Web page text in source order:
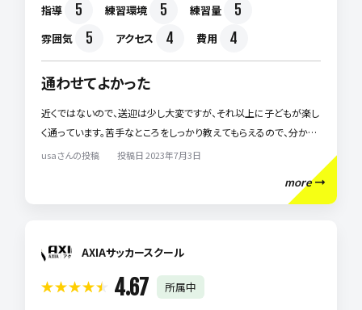
指導 5 練習環境 5 練習量 5
雰囲気 5 アクセス 4 費用 4
通わせてよかった
近くではないので、送迎は少し大変ですが、それ以上に子どもが楽し
く通っています。苦手なところをしっかり教えてもらえるので、分から
ないところはその場で解決できているように思います。練習もハード
usaさんの投稿 投稿日 2023年7月3日
more
AXIAサッカースクール
4.67 所属中